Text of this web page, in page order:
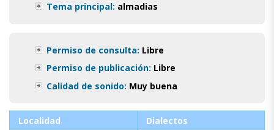
Tema principal: almadias
Permiso de consulta: Libre
Permiso de publicación: Libre
Calidad de sonido: Muy buena
Localidad Dialectos